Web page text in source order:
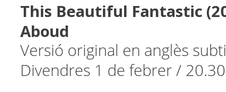
This Beautiful Fantastic
Aboud
Versió original en anglès
Divendres 1 de febrer /